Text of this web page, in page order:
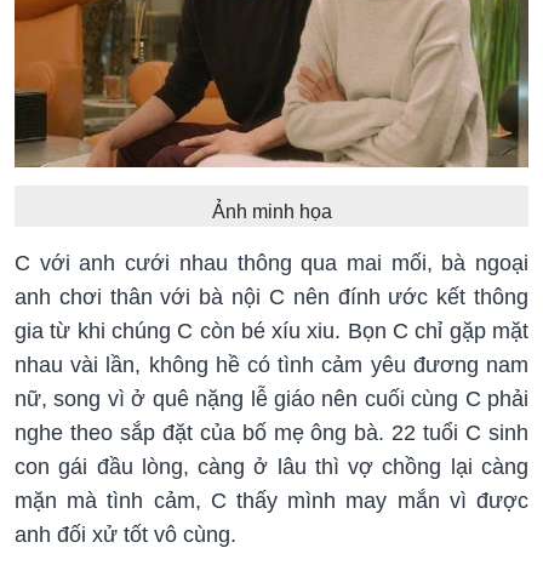
Ảnh minh họa
C với anh cưới nhau thông qua mai mối, bà ngoại
anh chơi thân với bà nội C nên đính ước kết thông
gia từ khi chúng C còn bé xíu xiu. Bọn C chỉ gặp mặt
nhau vài lần, không hề có tình cảm yêu đương nam
nữ, song vì ở quê nặng lễ giáo nên cuối cùng C phải
nghe theo sắp đặt của bố mẹ ông bà. 22 tuổi C sinh
con gái đầu lòng, càng ở lâu thì vợ chồng lại càng
mặn mà tình cảm, C thấy mình may mắn vì được
anh đối xử tốt vô cùng.